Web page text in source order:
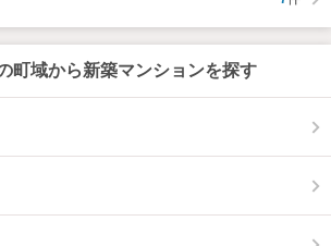
町域から新築マンションを探す